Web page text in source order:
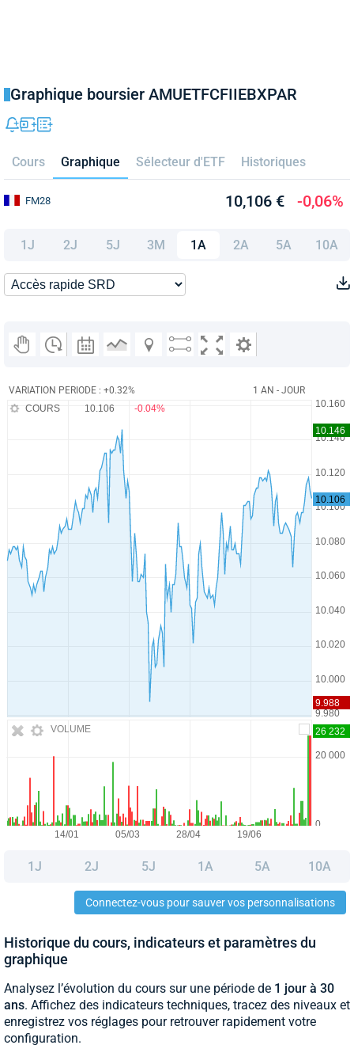
Graphique boursier AMUETFCFIIEBXPAR
Cours Graphique Sélecteur d'ETF Historiques
FM28 10,106 € -0,06%
1J 2J 5J 3M 1A 2A 5A 10A
VARIATION PERIODE : +0.32% 1 AN - JOUR
VOLUME
COURS 10.106 -0.04%
1J 2J 5J 1A 5A 10A
Connectez-vous pour sauver vos personnalisations
Historique du cours, indicateurs et paramètres du
graphique
Analysez l’évolution du cours sur une période de 1 jour à 30
ans. Affichez des indicateurs techniques, tracez des niveaux et
enregistrez vos réglages pour retrouver rapidement votre
configuration.